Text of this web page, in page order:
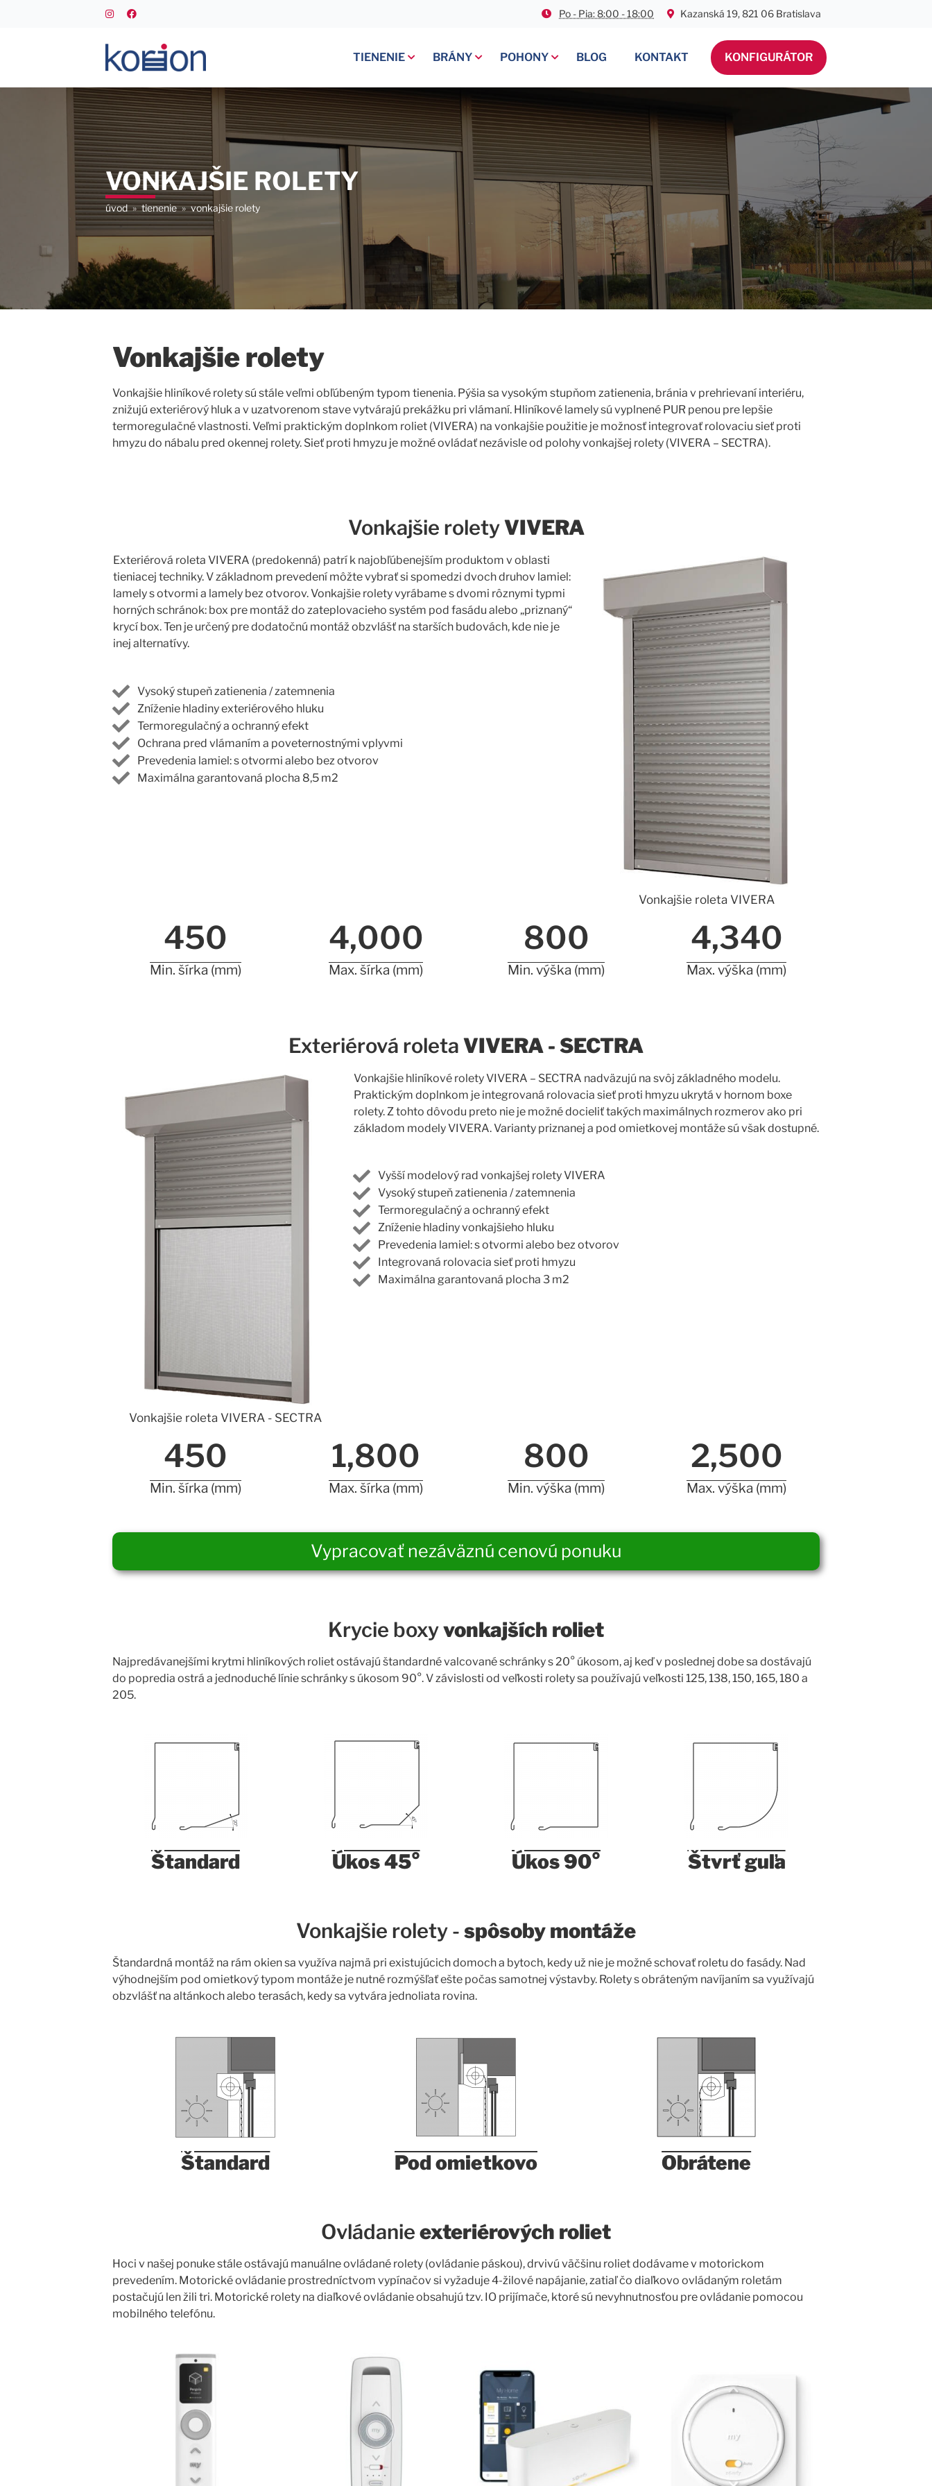
Po - Pia: 8:00 - 18:00 Kazanská 19, 821 06 Bratislava
TIENENIE
BIOKLIMATICKÉ PERGOLY
SCREENOVÉ ROLETY
VONKAJŠIE ŽALÚZIE
VONKAJŠIE ROLETY
BRÁNY
ROLOVACIE BRÁNY
PRIEMYSELNÉ BRÁNY
GARÁŽOVÉ BRÁNY
POHONY
GARÁŽOVÉ POHONY
POSUVNÉ POHONY
KRÍDLOVÉ POHONY
BLOG KONTAKT KONFIGURÁTOR
VONKAJŠIE ROLETY
úvod » tienenie » vonkajšie rolety
Vonkajšie rolety
Vonkajšie hliníkové rolety sú stále veľmi obľúbeným typom tienenia. Pýšia sa vysokým stupňom zatienenia, bránia v prehrievaní interiéru,
znižujú exteriérový hluk a v uzatvorenom stave vytvárajú prekážku pri vlámaní. Hliníkové lamely sú vyplnené PUR penou pre lepšie
termoregulačné vlastnosti. Veľmi praktickým doplnkom roliet (VIVERA) na vonkajšie použitie je možnosť integrovať rolovaciu sieť proti
hmyzu do nábalu pred okennej rolety. Sieť proti hmyzu je možné ovládať nezávisle od polohy vonkajšej rolety (VIVERA – SECTRA).
Vonkajšie roletyVIVERA
Exteriérová roleta VIVERA (predokenná) patrí k najobľúbenejším produktom v oblasti
tieniacej techniky. V základnom prevedení môžte vybrať si spomedzi dvoch druhov lamiel:
lamely s otvormi a lamely bez otvorov. Vonkajšie rolety vyrábame s dvomi rôznymi typmi
horných schránok: box pre montáž do zateplovacieho systém pod fasádu alebo „priznaný“
krycí box. Ten je určený pre dodatočnú montáž obzvlášť na starších budovách, kde nie je
inej alternatívy.
Vysoký stupeň zatienenia / zatemnenia
Zníženie hladiny exteriérového hluku
Termoregulačný a ochranný efekt
Ochrana pred vlámaním a poveternostnými vplyvmi
Prevedenia lamiel: s otvormi alebo bez otvorov
Maximálna garantovaná plocha 8,5 m2
Vonkajšie roleta VIVERA
Min. šírka (mm)
450
Max. šírka (mm)
4,000
Min. výška (mm)
800
Max. výška (mm)
4,340
Exteriérová roleta VIVERA - SECTRA
Vonkajšie roleta VIVERA - SECTRA
Vonkajšie hliníkové rolety VIVERA – SECTRA nadväzujú na svôj základného modelu.
Praktickým doplnkom je integrovaná rolovacia sieť proti hmyzu ukrytá v hornom boxe
rolety. Z tohto dôvodu preto nie je možné docieliť takých maximálnych rozmerov ako pri
základom modely VIVERA. Varianty priznanej a pod omietkovej montáže sú však dostupné.
Vyšší modelový rad vonkajšej rolety VIVERA
Vysoký stupeň zatienenia / zatemnenia
Termoregulačný a ochranný efekt
Zníženie hladiny vonkajšieho hluku
Prevedenia lamiel: s otvormi alebo bez otvorov
Integrovaná rolovacia sieť proti hmyzu
Maximálna garantovaná plocha 3 m2
Min. šírka (mm)
450
Max. šírka (mm)
1,800
Min. výška (mm)
800
Max. výška (mm)
2,500
Vypracovať nezáväznú cenovú ponuku
Krycie boxyvonkajších roliet
Najpredávanejšími krytmi hliníkových roliet ostávajú štandardné valcované schránky s 20° úkosom, aj keď v poslednej dobe sa dostávajú
do popredia ostrá a jednoduché línie schránky s úkosom 90°. V závislosti od veľkosti rolety sa používajú veľkosti 125, 138, 150, 165, 180 a
205.
Štandard Úkos 45° Úkos 90° Štvrť guľa
Vonkajšie rolety - spôsoby montáže
Štandardná montáž na rám okien sa využíva najmä pri existujúcich domoch a bytoch, kedy už nie je možné schovať roletu do fasády. Nad
výhodnejším pod omietkový typom montáže je nutné rozmýšľať ešte počas samotnej výstavby. Rolety s obráteným navíjaním sa využívajú
obzvlášť na altánkoch alebo terasách, kedy sa vytvára jednoliata rovina.
Štandard Pod omietkovo Obrátene
Ovládanie exteriérových roliet
Hoci v našej ponuke stále ostávajú manuálne ovládané rolety (ovládanie páskou), drvivú väčšinu roliet dodávame v motorickom
prevedením. Motorické ovládanie prostredníctvom vypínačov si vyžaduje 4-žilové napájanie, zatiaľ čo diaľkovo ovládaným roletám
postačujú len žili tri. Motorické rolety na diaľkové ovládanie obsahujú tzv. IO prijímače, ktoré sú nevyhnutnosťou pre ovládanie pomocou
mobilného telefónu.